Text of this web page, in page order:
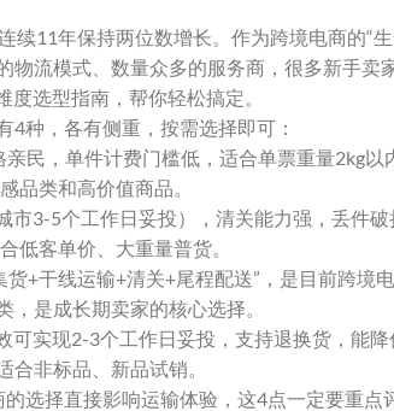
11年保持两位数增长。作为跨境电商的“
流模式、数量众多的服务商，很多新手卖
选型指南，帮你轻松搞定。
种，各有侧重，按需选择即可：
民，单件计费门槛低，适合单票重量2kg以
品类和高价值商品。
3-5个工作日妥投），清关能力强，丢件
低客单价、大重量普货。
+干线运输+清关+尾程配送”，是目前跨境
是成长期卖家的核心选择。
实现2-3个工作日妥投，支持退换货，能
非标品、新品试销。
选择直接影响运输体验，这4点一定要重点